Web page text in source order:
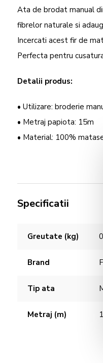
Ata de brodat manual
fibrelor naturale si
Incercati acest fir de
Perfecta pentru
Detalii produs:
• Utilizare: broderie
• Metraj papiota: 15m
• Material: 100% matase
Specificatii
Greutate (kg)
Brand
Tip ata
Metraj (m)